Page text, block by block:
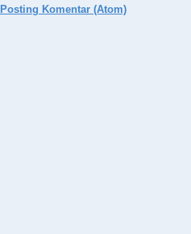
Posting Komentar (Atom)